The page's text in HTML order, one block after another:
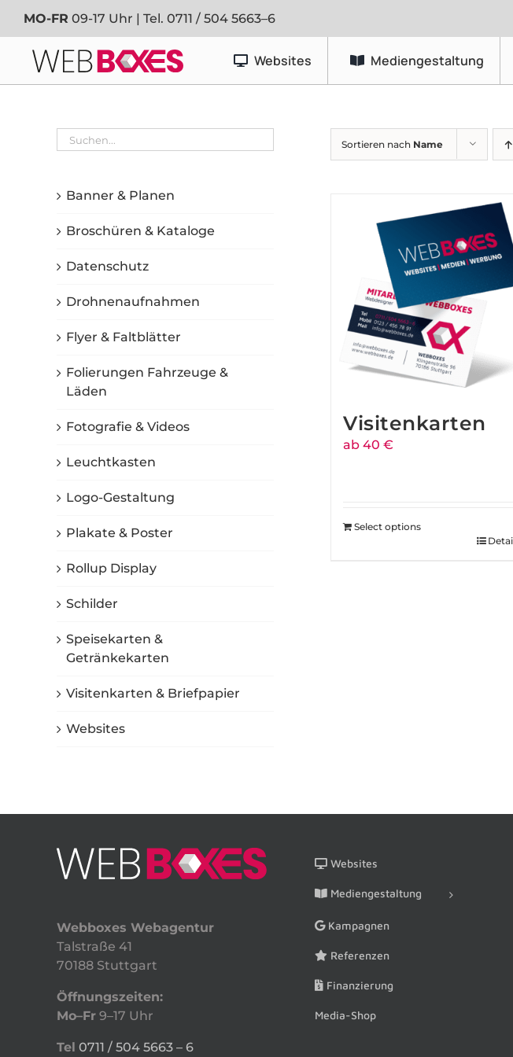
Inhalt
springen
MO-FR 09-17 Uhr | Tel. 0711 / 504 5663–6
Websites Mediengestaltung
Werbetechnik
Fahrzeugfolierung
Logo-
Flyer & Faltblätter
Broschüren &
Speisekarten &
Plakate & Poster
Sortieren nach Name
Visitenkarten
ab 40 €
Select options
Banner & Planen
Broschüren & Kataloge
Datenschutz
Drohnenaufnahmen
Flyer & Faltblätter
Folierungen Fahrzeuge &
Läden
Fotografie & Videos
Leuchtkasten
Logo-Gestaltung
Plakate & Poster
Rollup Display
Schilder
Speisekarten &
Getränkekarten
Visitenkarten & Briefpapier
Websites
Webboxes Webagentur
Talstraße 41
70188 Stuttgart
Öffnungszeiten:
Mo–Fr 9–17 Uhr
Tel 0711 / 504 5663 – 6
Websites
Mediengestaltung
Kampagnen
Referenzen
Finanzierung
Media-Shop